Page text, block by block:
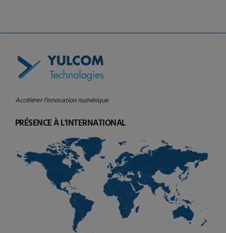
Accélérer l’innovation numérique
PRÉSENCE À L'INTERNATIONAL